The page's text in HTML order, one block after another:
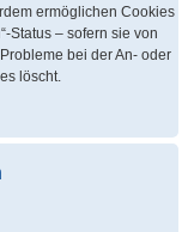
ermöglichen Cookies
Status – sofern sie von
bei der An- oder
löscht.